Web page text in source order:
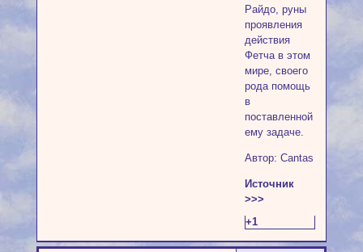
Райдо, руны
проявления
действия
Фетча в этом
мире, своего
рода помощь
в
поставленной
ему задаче.
Автор: Cantas
Источник
>>>
+1